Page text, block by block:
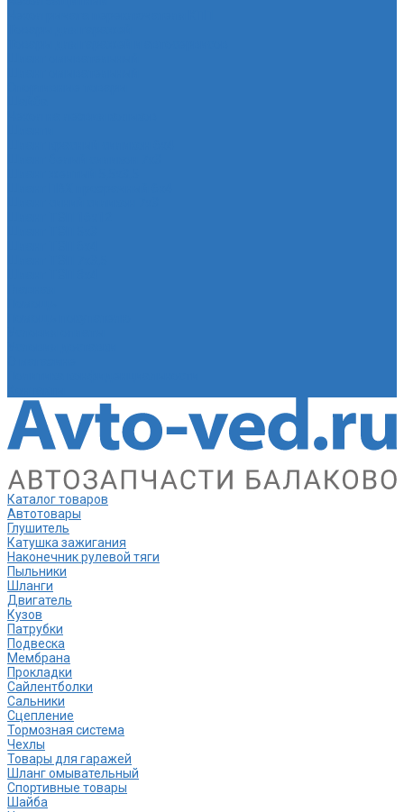
Каталог товаров
Автотовары
Глушитель
Катушка зажигания
Наконечник рулевой тяги
Пыльники
Шланги
Двигатель
Кузов
Патрубки
Подвеска
Мембрана
Прокладки
Сайлентболки
Сальники
Сцепление
Тормозная система
Чехлы
Товары для гаражей
Шланг омывательный
Спортивные товары
Шайба